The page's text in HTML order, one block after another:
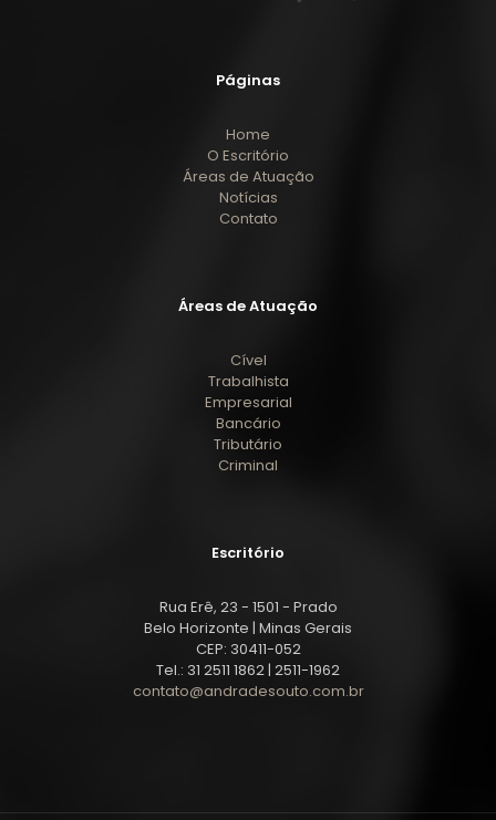
Páginas
Home
O Escritório
Áreas de Atuação
Notícias
Contato
Áreas de Atuação
Cível
Trabalhista
Empresarial
Bancário
Tributário
Criminal
Escritório
Rua Erê, 23 - 1501 - Prado
Belo Horizonte | Minas Gerais
CEP: 30411-052
Tel.: 31 2511 1862 | 2511-1962
contato@andradesouto.com.br